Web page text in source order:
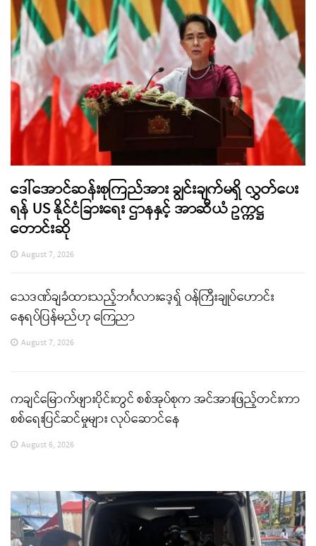
ဒေါ်အောင်ဆန်းစုကြည်အား ချွင်းချက်မရှိ လွှတ်ပေး
ရန် US နိုင်ငံခြားရေး ဌာနနှင့် အာဆီယံ ဥက္ကဋ္ဌ
တောင်းဆို
August 7, 2026
သေဒဏ်ချခံထားသည့်ဘင်္ဂလားဒေ့ရှ် ဝန်ကြီးချုပ်ဟောင်း
နေရပ်ပြန်မည်ဟု ကြေညာ
August 7, 2026
ကချင်မြောက်ဖျားပိုင်းတွင် စစ်အုပ်စုက အင်အားဖြည့်တင်းကာ
စစ်ရေးပြင်ဆင်မှုများ လုပ်ဆောင်နေ
August 6, 2026